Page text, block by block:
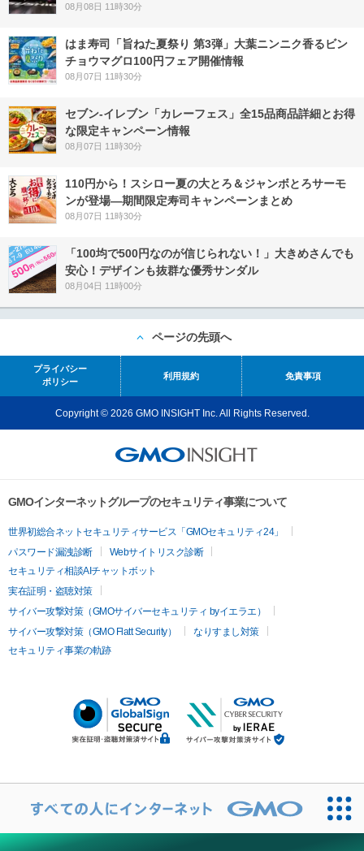
08月08日 11時30分
はま寿司「旨ねた夏祭り 第3弾」大葉ニンニク香るビン
チョウマグロ100円フェア開催情報
08月07日 11時30分
セブン‐イレブン「カレーフェス」全15品商品詳細とお得
な限定キャンペーン情報
08月07日 11時30分
110円から！スシロー夏の大とろ＆ジャンボとろサーモ
ンが登場―期間限定寿司キャンペーンまとめ
08月07日 11時30分
「100均で500円なのが信じられない！」大きめさんでも
安心！デザインも抜群な優秀サンダル
08月04日 11時00分
ページの先頭へ
プライバシー
ポリシー
利用規約 免責事項
Copyright © 2026 GMO INSIGHT Inc. All Rights Reserved.
GMOインターネットグループのセキュリティ事業について
世界初総合ネットセキュリティサービス「GMOセキュリティ24」
パスワード漏洩診断
Webサイトリスク診断
セキュリティ相談AIチャットボット
実在証明・盗聴対策
サイバー攻撃対策（GMOサイバーセキュリティ byイエラエ）
サイバー攻撃対策（GMO Flatt Security）
なりすまし対策
セキュリティ事業の軌跡